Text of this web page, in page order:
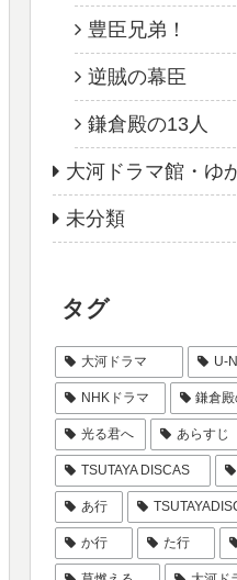
豊臣兄弟！
逆賊の幕臣
鎌倉殿の13人
大河ドラマ館・ゆ
未分類
タグ
大河ドラマ U-
NHKドラマ 鎌倉
光る君へ あらすじ
TSUTAYA DISCAS
あ行
か行 た行